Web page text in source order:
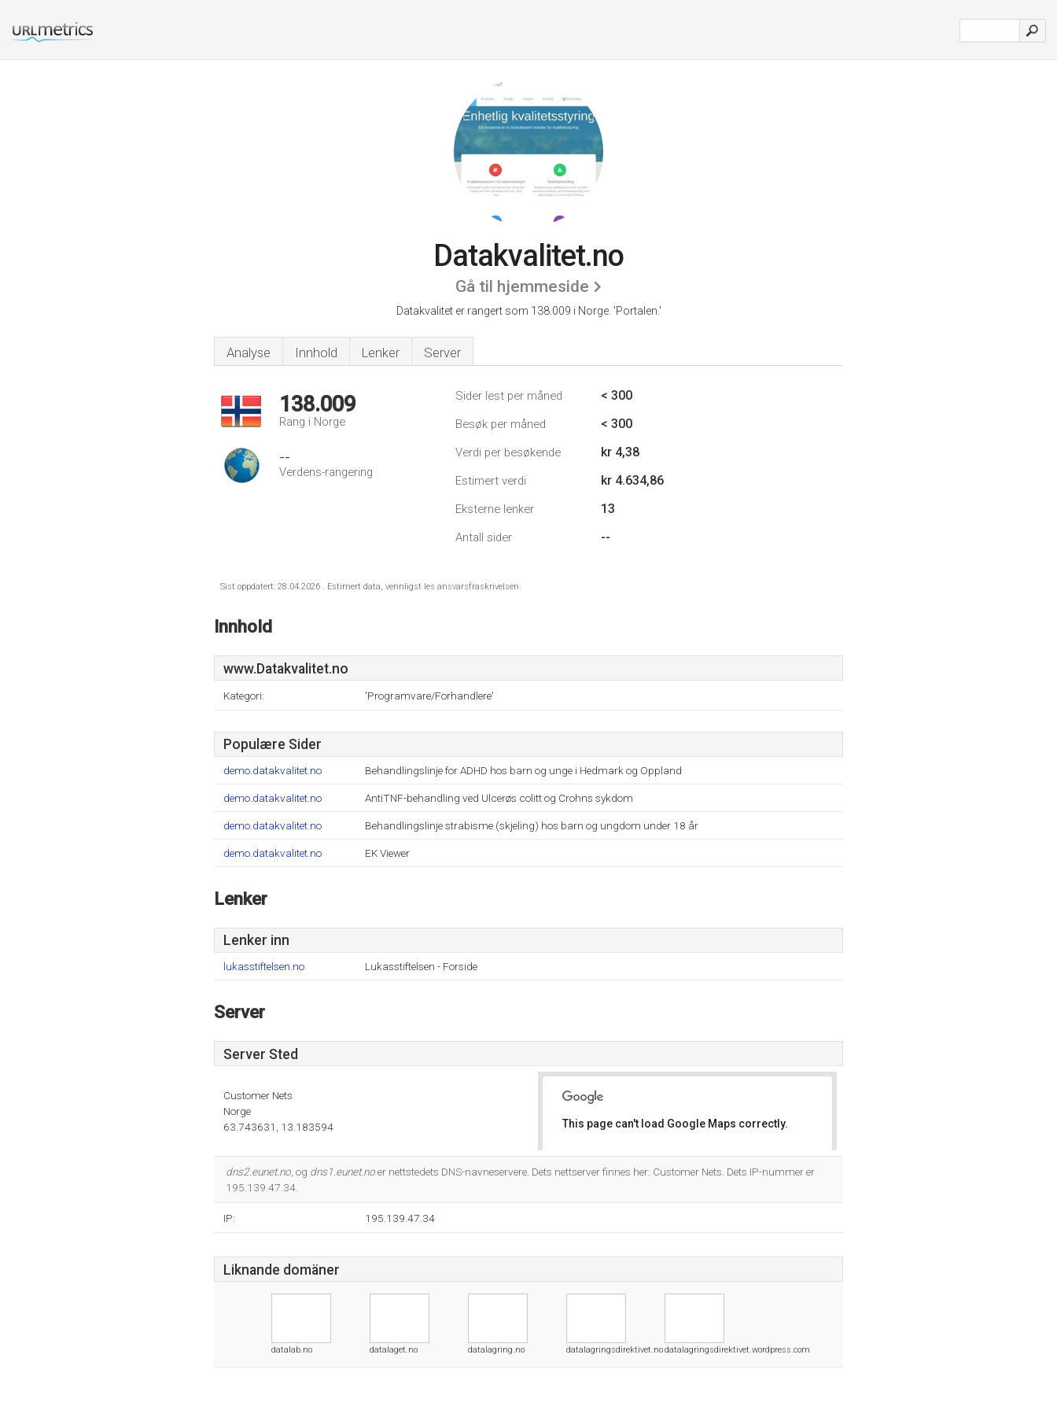
Datakvalitet.no
Gå til hjemmeside
Datakvalitet er rangert som 138.009 i Norge. 'Portalen.'
Analyse Innhold Lenker Server
138.009
Rang i Norge
--
Verdens-rangering
Sider lest per måned < 300
Besøk per måned < 300
Verdi per besøkende kr 4,38
Estimert verdi kr 4.634,86
Eksterne lenker 13
Antall sider --
Sist oppdatert: 28.04.2026 . Estimert data, vennligst les ansvarsfraskrivelsen.
Innhold
www.Datakvalitet.no
Kategori: 'Programvare/Forhandlere'
Populære Sider
demo.datakvalitet.no Behandlingslinje for ADHD hos barn og unge i Hedmark og Oppland
demo.datakvalitet.no AntiTNF-behandling ved Ulcerøs colitt og Crohns sykdom
demo.datakvalitet.no Behandlingslinje strabisme (skjeling) hos barn og ungdom under 18 år
demo.datakvalitet.no EK Viewer
Lenker
Lenker inn
lukasstiftelsen.no Lukasstiftelsen - Forside
Server
Server Sted
Customer Nets
Norge
63.743631, 13.183594
This page can't load Google Maps correctly.
dns2.eunet.no , og dns1.eunet.noer nettstedets DNS-navneservere. Dets nettserver finnes her: Customer Nets. Dets IP-nummer er
195.139.47.34.
IP: 195.139.47.34
Liknande domäner
datalab.no datalaget.no datalagring.no datalagringsdirektivet.nodatalagringsdirektivet.wordpress.com